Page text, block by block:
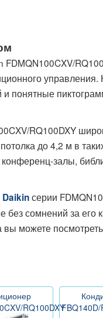
управления.
и понятные
RQ100DXY
до 4,2 м в
залы,
Daikinсерии
сомнений за его
можете
RQ100DXY